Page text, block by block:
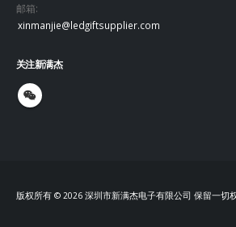
邮箱:
xinmanjie@ledgiftsupplier.com
关注新满杰
版权所有 © 2026 深圳市新满杰电子有限公司 保留一切